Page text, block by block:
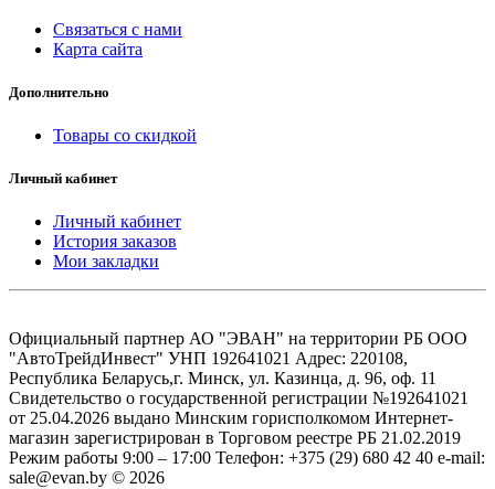
Связаться с нами
Карта сайта
Дополнительно
Товары со скидкой
Личный кабинет
Личный кабинет
История заказов
Мои закладки
Официальный партнер АО "ЭВАН" на территории РБ ООО
"АвтоТрейдИнвест" УНП 192641021 Адрес: 220108,
Республика Беларусь,г. Минск, ул. Казинца, д. 96, оф. 11
Свидетельство о государственной регистрации №192641021
от 25.04.2026 выдано Минским горисполкомом Интернет-
магазин зарегистрирован в Торговом реестре РБ 21.02.2019
Режим работы 9:00 – 17:00 Телефон: +375 (29) 680 42 40 e-mail:
sale@evan.by © 2026